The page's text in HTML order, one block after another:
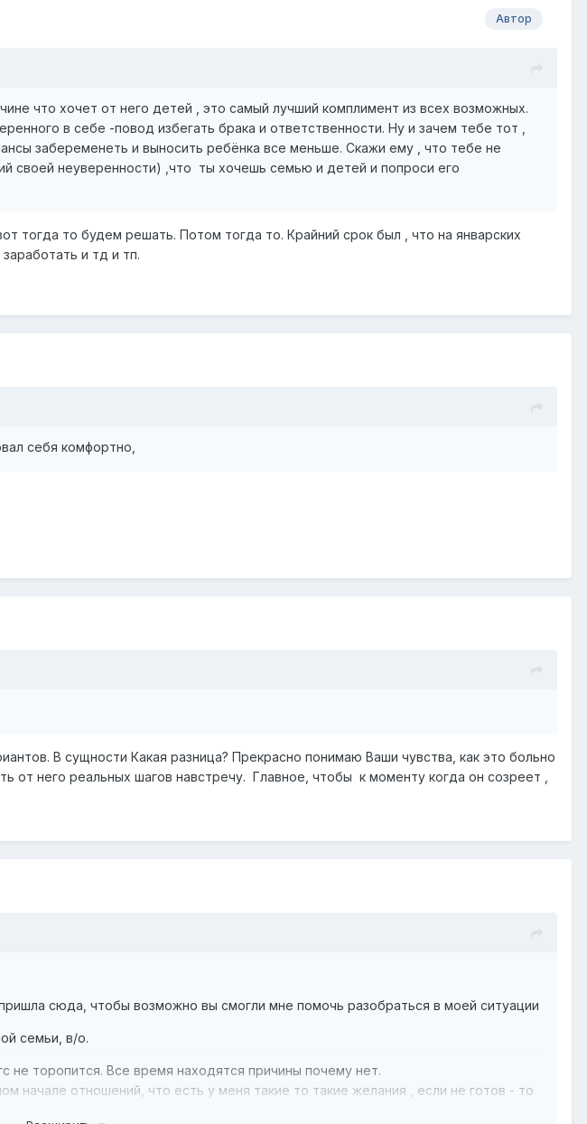
Автор
что хочет от него детей , это самый лучший комплимент из всех возможных.
в себе -повод избегать брака и ответственности. Ну и зачем тебе тот ,
забеременеть и выносить ребёнка все меньше. Скажи ему , что тебе не
своей неуверенности) ,что ты хочешь семью и детей и попроси его
тогда то будем решать. Потом тогда то. Крайний срок был , что на январских
и тд и тп.
себя комфортно,
В сущности Какая разница? Прекрасно понимаю Ваши чувства, как это больно
от него реальных шагов навстречу. Главное, чтобы к моменту когда он созреет ,
сюда, чтобы возможно вы смогли мне помочь разобраться в моей ситуации
семьи, в/о.
не торопится. Все время находятся причины почему нет.
начале отношений, что есть у меня такие то такие желания , если не готов - то